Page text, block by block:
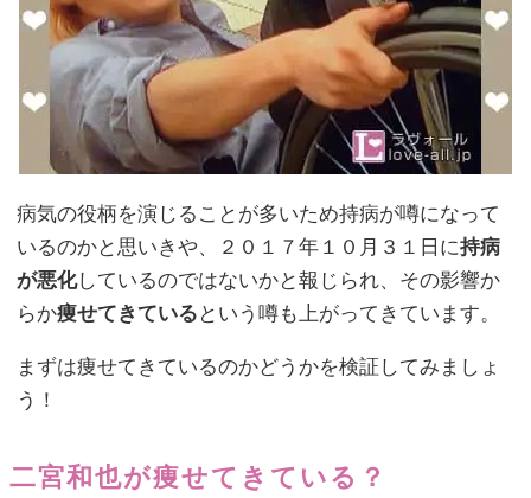
病気の役柄を演じることが多いため持病が噂になって
いるのかと思いきや、２０１７年１０月３１日に持病
が悪化しているのではないかと報じられ、その影響か
らか痩せてきている という噂も上がってきています。
まずは痩せてきているのかどうかを検証してみましょ
う！
二宮和也が痩せてきている？